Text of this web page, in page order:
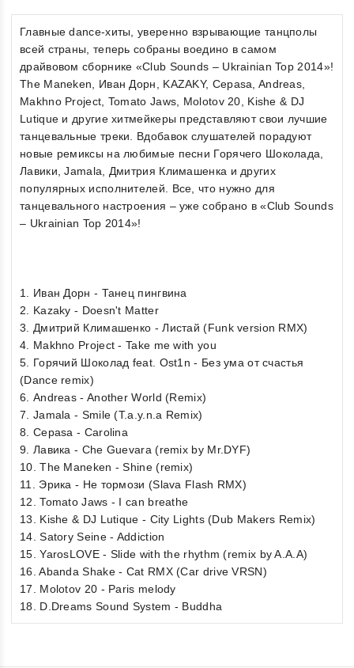
Главные dance-хиты, уверенно взрывающие танцполы
всей страны, теперь собраны воедино в самом
драйвовом сборнике «Club Sounds – Ukrainian Top 2014»!
The Maneken, Иван Дорн, KAZAKY, Cepasa, Andreas,
Makhno Project, Tomato Jaws, Molotov 20, Kishe & DJ
Lutique и другие хитмейкеры представляют свои лучшие
танцевальные треки. Вдобавок слушателей порадуют
новые ремиксы на любимые песни Горячего Шоколада,
Лавики, Jamala, Дмитрия Климашенка и других
популярных исполнителей. Все, что нужно для
танцевального настроения – уже собрано в «Club Sounds
– Ukrainian Top 2014»!
1. Иван Дорн - Танец пингвина
2. Kazaky - Doesn't Matter
3. Дмитрий Климашенко - Листай (Funk version RMX)
4. Makhno Project - Take me with you
5. Горячий Шоколад feat. Ost1n - Без ума от счастья
(Dance remix)
6. Andreas - Another World (Remix)
7. Jamala - Smile (T.a.y.n.a Remix)
8. Cepasa - Carolina
9. Лавика - Che Guevara (remix by Mr.DYF)
10. The Maneken - Shine (remix)
11. Эрика - Не тормози (Slava Flash RMX)
12. Tomato Jaws - I can breathe
13. Kishe & DJ Lutique - City Lights (Dub Makers Remix)
14. Satory Seine - Addiction
15. YarosLOVE - Slide with the rhythm (remix by A.A.A)
16. Abanda Shake - Cat RMX (Car drive VRSN)
17. Molotov 20 - Paris melody
18. D.Dreams Sound System - Buddha